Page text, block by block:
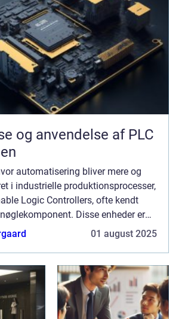
og anvendelse af PLC
automatisering bliver mere og
i industrielle produktionsprocesser,
Logic Controllers, ofte kendt
Disse enheder er
udføre en række funkti...01 august 2025